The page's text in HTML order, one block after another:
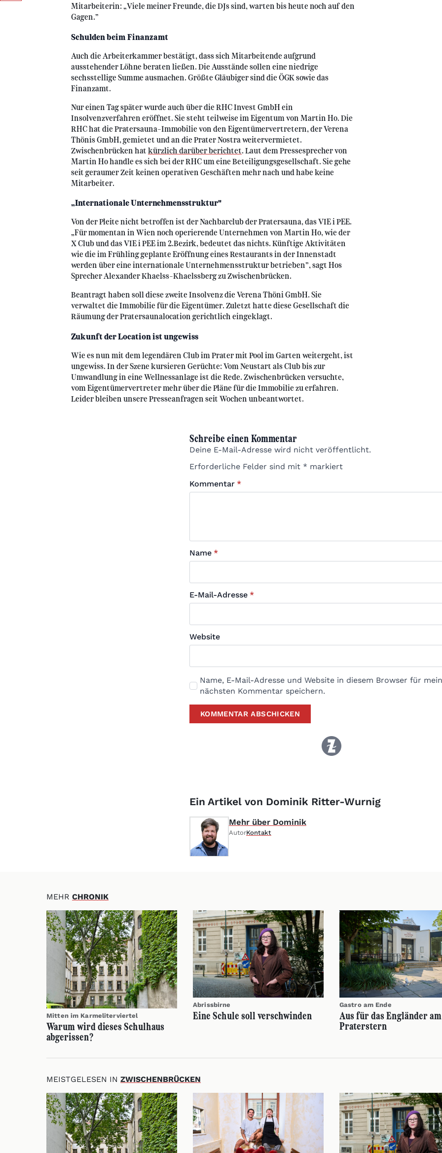
Mitarbeiterin: „Viele meiner Freunde, die DJs sind, warten bis heute noch auf den
Gagen.”
Schulden beim Finanzamt
Auch die Arbeiterkammer bestätigt, dass sich Mitarbeitende aufgrund
ausstehender Löhne beraten ließen. Die Ausstände sollen eine niedrige
sechsstellige Summe ausmachen. Größte Gläubiger sind die ÖGK sowie das
Finanzamt.
Nur einen Tag später wurde auch über die RHC Invest GmbH ein
Insolvenzverfahren eröffnet. Sie steht teilweise im Eigentum von Martin Ho. Die
RHC hat die Pratersauna-Immobilie von den Eigentümervertretern, der Verena
Thönis GmbH, gemietet und an die Prater Nostra weitervermietet.
Zwischenbrücken hat kürzlich darüber berichtet. Laut dem Pressesprecher von
Martin Ho handle es sich bei der RHC um eine Beteiligungsgesellschaft. Sie gehe
seit geraumer Zeit keinen operativen Geschäften mehr nach und habe keine
Mitarbeiter.
„Internationale Unternehmensstruktur"
Von der Pleite nicht betroffen ist der Nachbarclub der Pratersauna, das VIE i PEE.
„Für momentan in Wien noch operierende Unternehmen von Martin Ho, wie der
X Club und das VIE i PEE im 2.Bezirk, bedeutet das nichts. Künftige Aktivitäten
wie die im Frühling geplante Eröffnung eines Restaurants in der Innenstadt
werden über eine internationale Unternehmensstruktur betrieben”, sagt Hos
Sprecher Alexander Khaelss-Khaelssberg zu Zwischenbrücken.
Beantragt haben soll diese zweite Insolvenz die Verena Thöni GmbH. Sie
verwaltet die Immobilie für die Eigentümer. Zuletzt hatte diese Gesellschaft die
Räumung der Pratersaunalocation gerichtlich eingeklagt.
Zukunft der Location ist ungewiss
Wie es nun mit dem legendären Club im Prater mit Pool im Garten weitergeht, ist
ungewiss. In der Szene kursieren Gerüchte: Vom Neustart als Club bis zur
Umwandlung in eine Wellnessanlage ist die Rede. Zwischenbrücken versuchte,
vom Eigentümervertreter mehr über die Pläne für die Immobilie zu erfahren.
Leider bleiben unsere Presseanfragen seit Wochen unbeantwortet.
Schreibe einen Kommentar
Deine E-Mail-Adresse wird nicht veröffentlicht.
Erforderliche Felder sind mit * markiert
Kommentar *
Name *
E-Mail-Adresse *
Website
Name, E-Mail-Adresse und Website in diesem Browser für
nächsten Kommentar speichern.
Ein Artikel von Dominik Ritter-Wurnig
Mehr über Dominik
AutorKontakt
MEHRCHRONIK
Mitten im Karmeliterviertel
Warum wird dieses Schulhaus
abgerissen?
Abrissbirne
Eine Schule soll verschwinden
Gastro am Ende
Aus für das Engländer am
Praterstern
MEISTGELESEN INZWISCHENBRÜCKEN